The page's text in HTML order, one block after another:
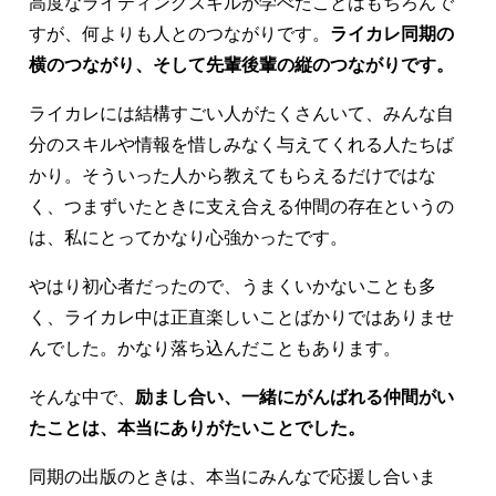
すが、何よりも人とのつながりです。 ライカレ同期の
横のつながり、そして先輩後輩の縦のつながりです。
ライカレには結構すごい人がたくさんいて、みんな自
分のスキルや情報を惜しみなく与えてくれる人たちば
かり。そういった人から教えてもらえるだけではな
く、つまずいたときに支え合える仲間の存在というの
は、私にとってかなり心強かったです。
やはり初心者だったので、うまくいかないことも多
く、ライカレ中は正直楽しいことばかりではありませ
んでした。かなり落ち込んだこともあります。
そんな中で、 励まし合い、一緒にがんばれる仲間がい
たことは、本当にありがたいことでした。
同期の出版のときは、本当にみんなで応援し合いま